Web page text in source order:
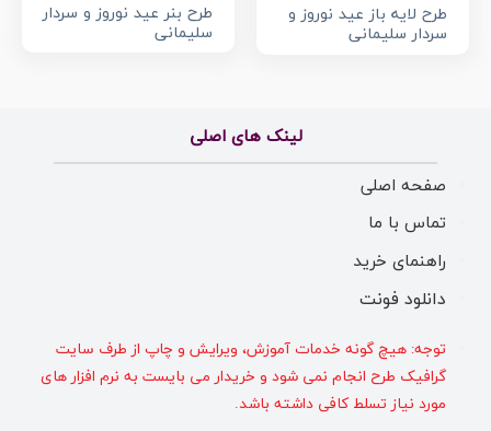
طرح لایه باز عید نوروز و
سردار سلیمانی
طرح بنر عید نوروز و سردار
سلیمانی
لینک های اصلی
صفحه اصلی
تماس با ما
راهنمای خرید
دانلود فونت
توجه: هیچ گونه خدمات آموزش، ویرایش و چاپ از طرف سایت
گرافیک طرح انجام نمی شود و خریدار می بایست به نرم افزار های
مورد نیاز تسلط کافی داشته باشد.